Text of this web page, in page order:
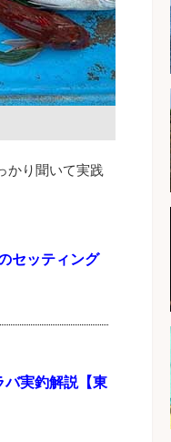
かり聞いて実践
セッティング
バ実釣解説【東